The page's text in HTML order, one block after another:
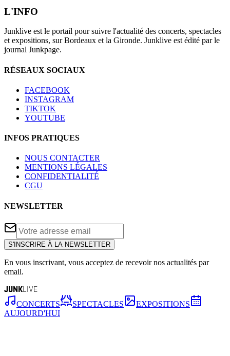
L'INFO
Junklive est le portail pour suivre l'actualité des concerts, spectacles
et expositions, sur Bordeaux et la Gironde. Junklive est édité par le
journal Junkpage.
RÉSEAUX SOCIAUX
FACEBOOK
INSTAGRAM
TIKTOK
YOUTUBE
INFOS PRATIQUES
NOUS CONTACTER
MENTIONS LÉGALES
CONFIDENTIALITÉ
CGU
NEWSLETTER
S'INSCRIRE À LA NEWSLETTER
En vous inscrivant, vous acceptez de recevoir nos actualités par
email.
JUNKLIVE
CONCERTS SPECTACLES
EXPOSITIONS
AUJOURD'HUI